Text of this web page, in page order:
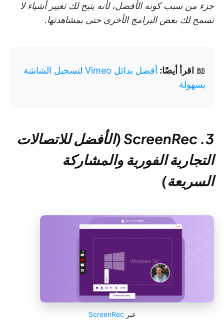
جزء من سبب كونه الأفضل، لأنه يتيح لك تغيير أشياء لا
تسمح لك بعض البرامج الأخرى حتى بمشاهدتها.
📖 اقرأ أيضًا:
أفضل بدائل Vimeo لتسجيل الشاشة
بسهولة
3. ScreenRec (الأفضل للاتصالات
التجارية الفورية والمشاركة
السريعة)
عبر ScreenRec